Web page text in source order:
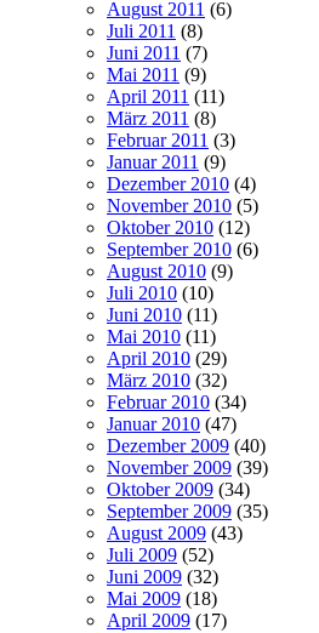
August 2011 (6)
Juli 2011 (8)
Juni 2011 (7)
Mai 2011 (9)
April 2011 (11)
März 2011 (8)
Februar 2011 (3)
Januar 2011 (9)
Dezember 2010 (4)
November 2010 (5)
Oktober 2010 (12)
September 2010 (6)
August 2010 (9)
Juli 2010 (10)
Juni 2010 (11)
Mai 2010 (11)
April 2010 (29)
März 2010 (32)
Februar 2010 (34)
Januar 2010 (47)
Dezember 2009 (40)
November 2009 (39)
Oktober 2009 (34)
September 2009 (35)
August 2009 (43)
Juli 2009 (52)
Juni 2009 (32)
Mai 2009 (18)
April 2009 (17)